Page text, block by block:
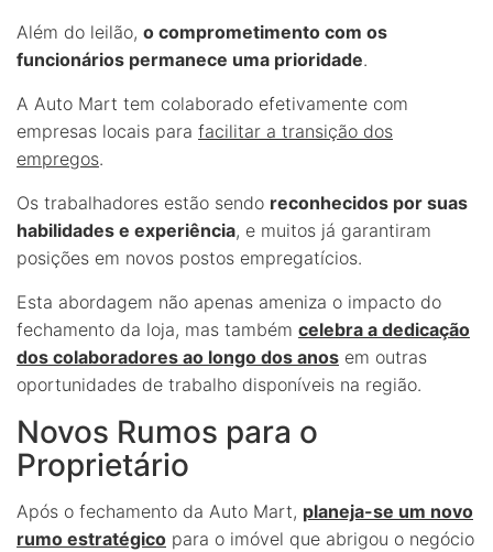
Além do leilão, o comprometimento com os
funcionários permanece uma prioridade.
A Auto Mart tem colaborado efetivamente com
empresas locais para facilitar a transição dos
empregos.
Os trabalhadores estão sendo reconhecidos por suas
habilidades e experiência, e muitos já garantiram
posições em novos postos empregatícios.
Esta abordagem não apenas ameniza o impacto do
fechamento da loja, mas também celebra a dedicação
dos colaboradores ao longo dos anos em outras
oportunidades de trabalho disponíveis na região.
Novos Rumos para o
Proprietário
Após o fechamento da Auto Mart, planeja-se um novo
rumo estratégico para o imóvel que abrigou o negócio